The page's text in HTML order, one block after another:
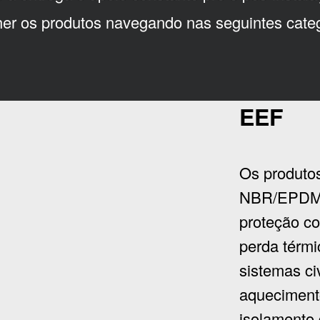
os produtos navegando nas seguintes
EEF
Os
NBR/
proteção
perda
sistemas